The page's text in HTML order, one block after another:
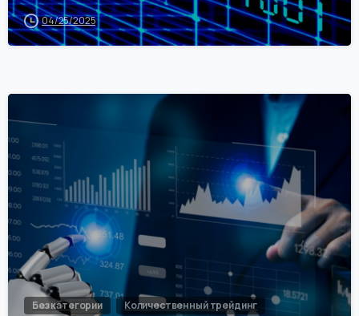
04/25/2025
Без категории Количественный трейдинг